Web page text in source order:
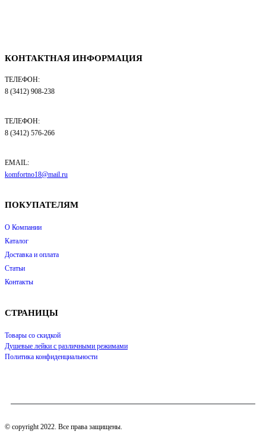
КОНТАКТНАЯ ИНФОРМАЦИЯ
ТЕЛЕФОН:
8 (3412) 908-238
ТЕЛЕФОН:
8 (3412) 576-266
EMAIL:
komfortno18@mail.ru
ПОКУПАТЕЛЯМ
О Компании
Каталог
Доставка и оплата
Статьи
Контакты
СТРАНИЦЫ
Товары со скидкой
Душевые лейки с различными режимами
Политика конфиденциальности
© copyright 2022. Все права защищены.